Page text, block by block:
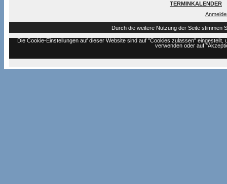
TERMINKALENDER
Durch die weitere Nutzung der Seite stimmen
Die Cookie-Einstellungen auf dieser Website sind auf "Cookies zulassen"
verwenden oder auf